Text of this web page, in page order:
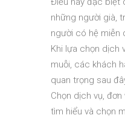
những người già,
người có hệ miễn
Khi lựa chọn dịch
muỗi, các khách
quan trọng sau
Chọn dịch vụ,
tìm hiểu và chọn